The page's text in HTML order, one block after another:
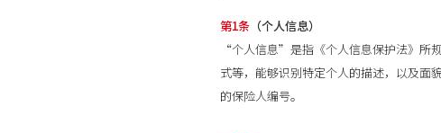
第1条 （个人信息）
“个人信息”是指《个人信息保护法》所
式等，能够识别特定个人的描述，以及面
的保险人编号。